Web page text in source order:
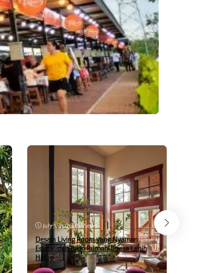
July 1, 2026•15 Views
Desain Living Room yang Nyaman,
Estetik, dan Bikin Rumah Terasa Lebih
Hidup